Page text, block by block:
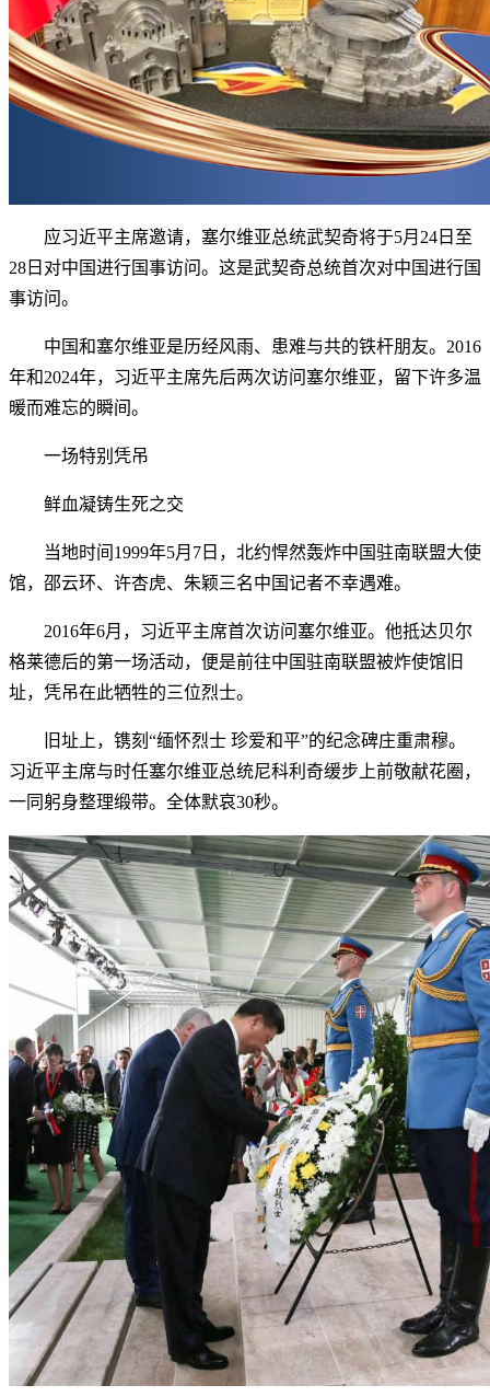
应习近平主席邀请，塞尔维亚总统武契奇将于5月24日至
28日对中国进行国事访问。这是武契奇总统首次对中国进行国
事访问。
中国和塞尔维亚是历经风雨、患难与共的铁杆朋友。2016
年和2024年，习近平主席先后两次访问塞尔维亚，留下许多温
暖而难忘的瞬间。
一场特别凭吊
鲜血凝铸生死之交
当地时间1999年5月7日，北约悍然轰炸中国驻南联盟大使
馆，邵云环、许杏虎、朱颖三名中国记者不幸遇难。
2016年6月，习近平主席首次访问塞尔维亚。他抵达贝尔
格莱德后的第一场活动，便是前往中国驻南联盟被炸使馆旧
址，凭吊在此牺牲的三位烈士。
旧址上，镌刻“缅怀烈士 珍爱和平”的纪念碑庄重肃穆。
习近平主席与时任塞尔维亚总统尼科利奇缓步上前敬献花圈，
一同躬身整理缎带。全体默哀30秒。